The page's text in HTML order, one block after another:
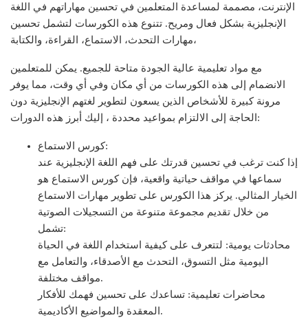
الإنترنت، مصممة لمساعدة المتعلمين في تحسين مهاراتهم في اللغة
الإنجليزية بشكل فعال ومريح. تتنوع هذه الكورسات لتشمل تحسين
مهارات التحدث، الاستماع، القراءة، والكتابة،
مع مواد تعليمية عالية الجودة متاحة للجميع. يمكن للمتعلمين
الانضمام إلى هذه الكورسات من أي مكان وفي أي وقت، مما يوفر
مرونة كبيرة للأشخاص الذين يسعون لتطوير لغتهم الإنجليزية دون
الحاجة إلى الالتزام بمواعيد محددة ، إليك أبرز هذه الدورات:
كورس الاستماع:
إذا كنت ترغب في تحسين قدرتك على فهم اللغة الإنجليزية عند
سماعها في مواقف حياتية واقعية، فإن كورس الاستماع هو
الخيار المثالي. يركز هذا الكورس على تطوير مهارات الاستماع
من خلال تقديم مجموعة متنوعة من التسجيلات الصوتية
تشمل:
محادثات يومية: لتتعرف على كيفية استخدام اللغة في الحياة
اليومية مثل التسوق، التحدث مع الأصدقاء، والتعامل مع
مواقف مختلفة.
محاضرات تعليمية: تساعدك على تحسين فهمك للأفكار
المعقدة والمواضيع الأكاديمية.